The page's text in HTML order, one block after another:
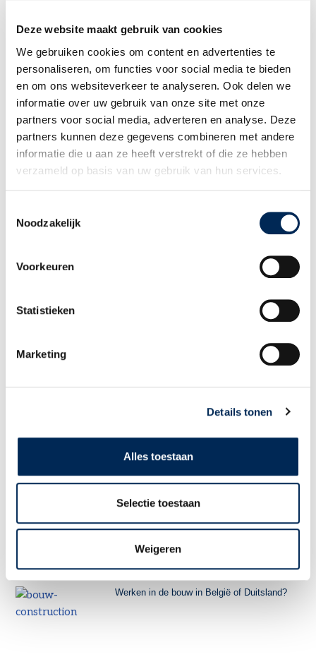
Deze website maakt gebruik van cookies
We gebruiken cookies om content en advertenties te
personaliseren, om functies voor social media te bieden
en om ons websiteverkeer te analyseren. Ook delen we
informatie over uw gebruik van onze site met onze
partners voor social media, adverteren en analyse. Deze
partners kunnen deze gegevens combineren met andere
informatie die u aan ze heeft verstrekt of die ze hebben
verzameld op basis van uw gebruik van hun services.
Noodzakelijk
Voorkeuren
Statistieken
Marketing
Details tonen
Alles toestaan
Selectie toestaan
Weigeren
webinar “Succesvol verkopen in Nederland door aanname van
lokale salesmensen | Hoe werkt dit contractueel en
administratief?”
Wegens onvoorziene omstandigheden hebben wij het webinar moeten
annuleren. Wij streven ernaar dit webinar in 2026 opnieuw aan te
beiden. Bekijk ons actuele aanbod op:www.interfisc.com/overzicht-
evenementen/
werkgevers met personeel over de grens in
Webinar ‘Vergelijking fiscaliteit in Duitsland
Luxemburg
Werken in de bouw in België of Duitsland?